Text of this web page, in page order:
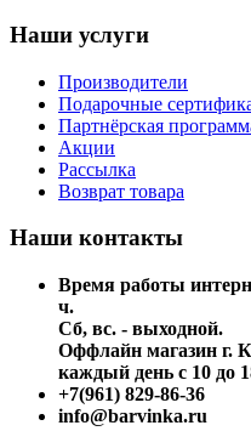
Наши услуги
Производители
Подарочные
Партнёрская
Акции
Рассылка
Возврат товара
Наши контакты
Время работы
ч.
Сб, вс. - выходной.
Оффлайн магазин г.
каждый день с 10 до
+7(961) 829-86-36
info@barvinka.ru